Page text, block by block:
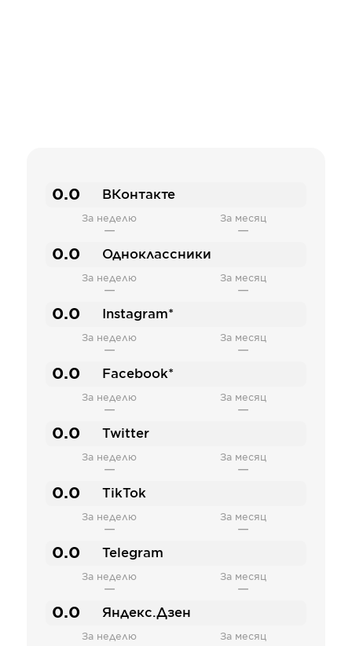
0.0 ВКонтакте
За неделю
—
За месяц
—
0.0 Одноклассники
За неделю
—
За месяц
—
0.0 Instagram*
За неделю
—
За месяц
—
0.0 Facebook*
За неделю
—
За месяц
—
0.0 Twitter
За неделю
—
За месяц
—
0.0 TikTok
За неделю
—
За месяц
—
0.0 Telegram
За неделю
—
За месяц
—
0.0 Яндекс.Дзен
За неделю За месяц